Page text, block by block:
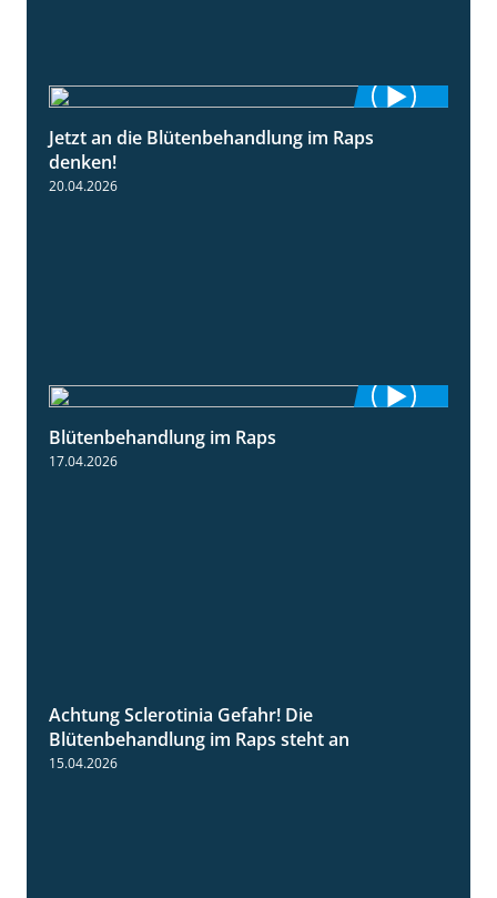
Jetzt an die Blütenbehandlung im Raps
denken!
20.04.2026
Blütenbehandlung im Raps
17.04.2026
Achtung Sclerotinia Gefahr! Die
Blütenbehandlung im Raps steht an
15.04.2026